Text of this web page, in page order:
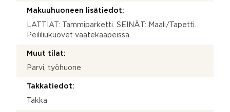
Makuuhuoneen lisätiedot:
LATTIAT: Tammiparketti. SEINÄT: Maali/Tapetti.
Peililiukuovet vaatekaapeissa.
Muut tilat:
Parvi, työhuone
Takkatiedot:
Takka